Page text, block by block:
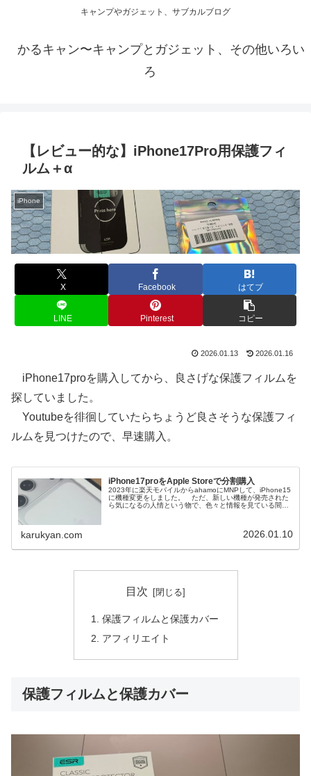
キャンプやガジェット、サブカルブログ
かるキャン〜キャンプとガジェット、その他いろい
ろ
【レビュー的な】iPhone17Pro用保護フィ
ルム＋α
iPhone
X Facebook はてブ
LINE Pinterest コピー
2026.01.13 2026.01.16
iPhone17proを購入してから、良さげな保護フィルムを
探していました。
Youtubeを徘徊していたらちょうど良さそうな保護フィ
ルムを見つけたので、早速購入。
iPhone17proをApple Storeで分割購入
2023年に楽天モバイルからahamoにMNPして、iPhone15
に機種変更をしました。 ただ、新しい機種が発売された
ら気になるの人情という物で、色々と情報を見ている間に
karukyan.com 2026.01.10
目次
保護フィルムと保護カバー
アフィリエイト
保護フィルムと保護カバー